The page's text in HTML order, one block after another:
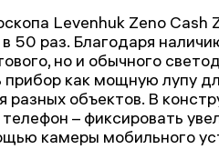
Levenhuk Zeno Cash
50 раз. Благодаря
но и обычного
прибор как мощную лупу
разных объектов. В
– фиксировать
камеры мобильного